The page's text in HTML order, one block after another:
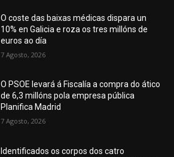
O coste das baixas médicas dispara un
10% en Galicia e roza os tres millóns de
euros ao día
7 Agosto, 2026
O PSOE levará á Fiscalía a compra do ático
de 6,3 millóns pola empresa pública
Planifica Madrid
7 Agosto, 2026
Identificados os corpos dos catro